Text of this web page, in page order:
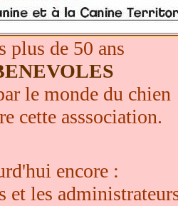
plus de 50 ans
le monde du chien
cette asssociation.
encore :
et les